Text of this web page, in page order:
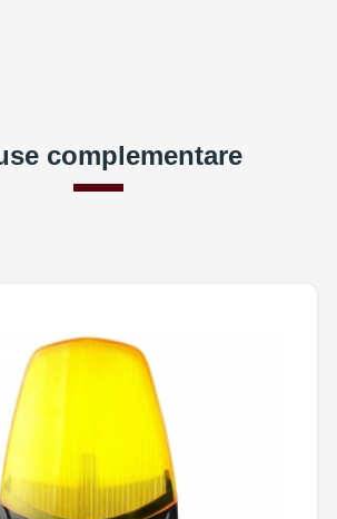
complementare